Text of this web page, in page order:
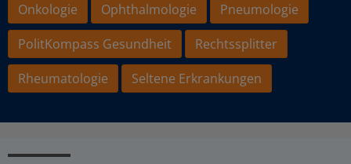
Onkologie
Ophthalmologie
Pneumologie
PolitKompass Gesundheit
Rechtssplitter
Rheumatologie
Seltene Erkrankungen